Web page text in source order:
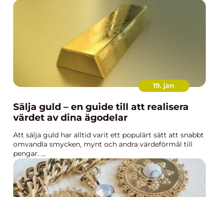
19. jan
Sälja guld – en guide till att realisera
värdet av dina ägodelar
Att sälja guld har alltid varit ett populärt sätt att snabbt
omvandla smycken, mynt och andra värdeförmål till
pengar. ...